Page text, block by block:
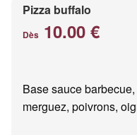
Pizza buffalo
Dès 10.00 €
Base sauce
merguez, poivrons,